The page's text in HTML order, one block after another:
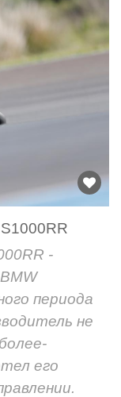
-
периода
не
его